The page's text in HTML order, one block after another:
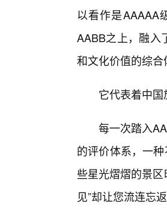
以看作是AAAAA
AABB之上，融入
和文化价值的综合
它代表着中
每一次踏入
的评价体系，一
些星光熠熠的景
见”却让您流连忘返